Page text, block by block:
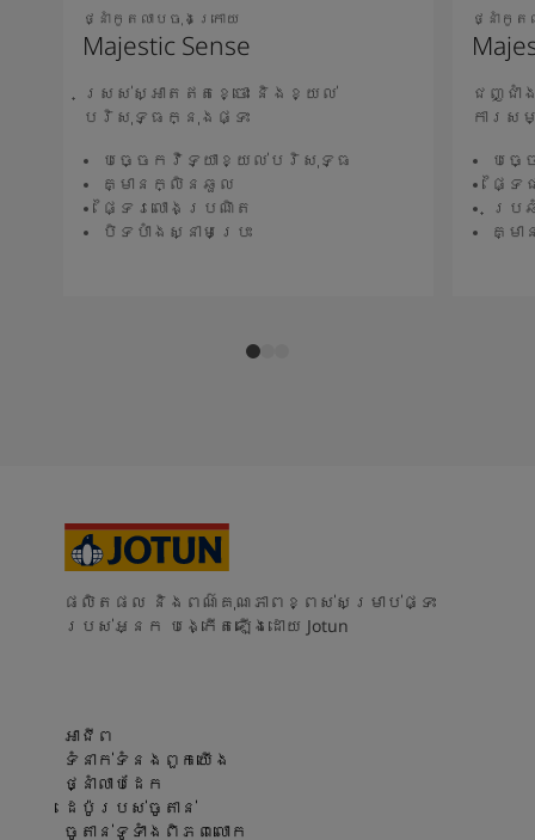
ថ្នាំកូតលាបចុងក្រោយ
Majestic Sense
ស្រស់ស្អាតឥតខ្ចោះ និងខ្យល់
បរិសុទ្ធក្នុងផ្ទះ
បច្ចេកវិទ្យាខ្យល់បរិសុទ្ធ
គ្មានក្លិនឆួល
ផ្ទៃរលោងប្រណិត
បិទបាំងស្នាមប្រេះ
ថ្នាំកូត
ជញ្ជាំ
ការស
បច្
ផ្ទ
ប្រ
គ្ម
ផលិតផល និងពណ៌គុណភាពខ្ពស់សម្រាប់ផ្ទះ
របស់អ្នក បង្កើតឡើងដោយ Jotun
អាជីព
ទំនាក់ទំនងពួកយើង
ថ្នាំលាបដែក
ដេប៉ូរបស់ចូតាន់
ចូតាន់ទូទាំងពិភពលោក